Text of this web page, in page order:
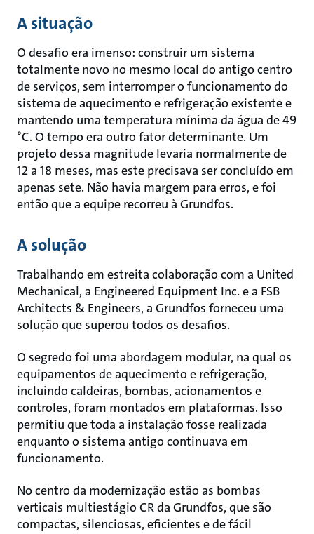
A situação
O desafio era imenso: construir um sistema
totalmente novo no mesmo local do antigo centro
de serviços, sem interromper o funcionamento do
sistema de aquecimento e refrigeração existente e
mantendo uma temperatura mínima da água de 49
°C. O tempo era outro fator determinante. Um
projeto dessa magnitude levaria normalmente de
12 a 18 meses, mas este precisava ser concluído em
apenas sete. Não havia margem para erros, e foi
então que a equipe recorreu à Grundfos.
A solução
Trabalhando em estreita colaboração com a United
Mechanical, a Engineered Equipment Inc. e a FSB
Architects & Engineers, a Grundfos forneceu uma
solução que superou todos os desafios.
O segredo foi uma abordagem modular, na qual os
equipamentos de aquecimento e refrigeração,
incluindo caldeiras, bombas, acionamentos e
controles, foram montados em plataformas. Isso
permitiu que toda a instalação fosse realizada
enquanto o sistema antigo continuava em
funcionamento.
No centro da modernização estão as bombas
verticais multiestágio CR da Grundfos, que são
compactas, silenciosas, eficientes e de fácil